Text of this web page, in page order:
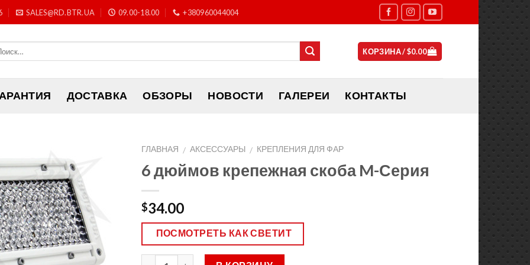
SALES@RD.BTR.UA 09.00-18.00 +380960044004
КОРЗИНА /$0.00
ДОСТАВКА ОБЗОРЫ НОВОСТИ ГАЛЕРЕИ КОНТАКТЫ
ГЛАВНАЯ / АКСЕССУАРЫ / КРЕПЛЕНИЯ ДЛЯ ФАР
6 дюймов крепежная скоба M-Серия
$34.00
ПОСМОТРЕТЬ КАК СВЕТИТ